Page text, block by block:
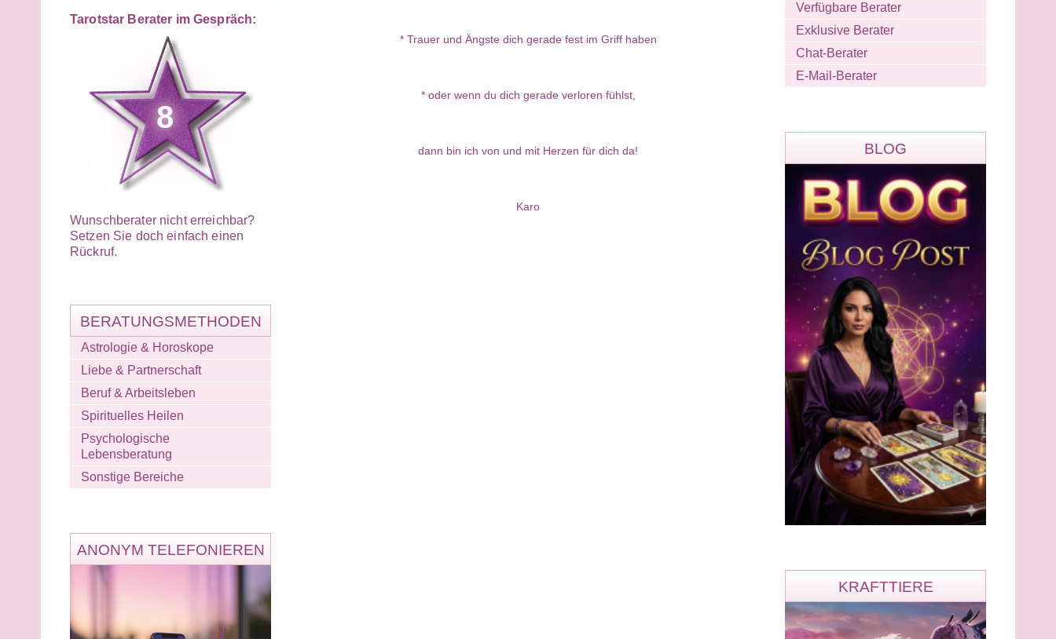
Tarotstar Berater im Gespräch:
8
Wunschberater nicht erreichbar?
Setzen Sie doch einfach einen
Rückruf.
BERATUNGSMETHODEN
Astrologie & Horoskope
Liebe & Partnerschaft
Beruf & Arbeitsleben
Spirituelles Heilen
Psychologische
Lebensberatung
Sonstige Bereiche
ANONYM TELEFONIEREN
* Trauer und Ängste dich gerade fest im Griff haben
* oder wenn du dich gerade verloren fühlst,
dann bin ich von und mit Herzen für dich da!
Karo
Verfügbare Berater
Exklusive Berater
Chat-Berater
E-Mail-Berater
BLOG
KRAFTTIERE